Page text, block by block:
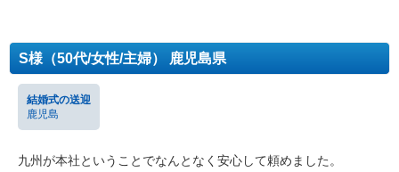
S様（50代/女性/主婦） 鹿児島県
結婚式の送迎
鹿児島
九州が本社ということでなんとなく安心して頼めました。